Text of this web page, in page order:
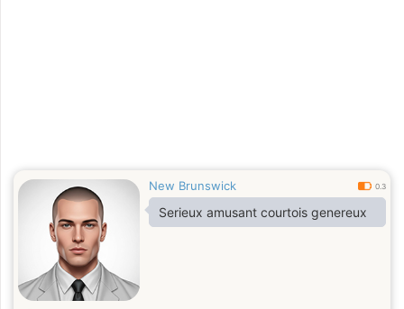
New Brunswick 0.3
Serieux amusant courtois genereux